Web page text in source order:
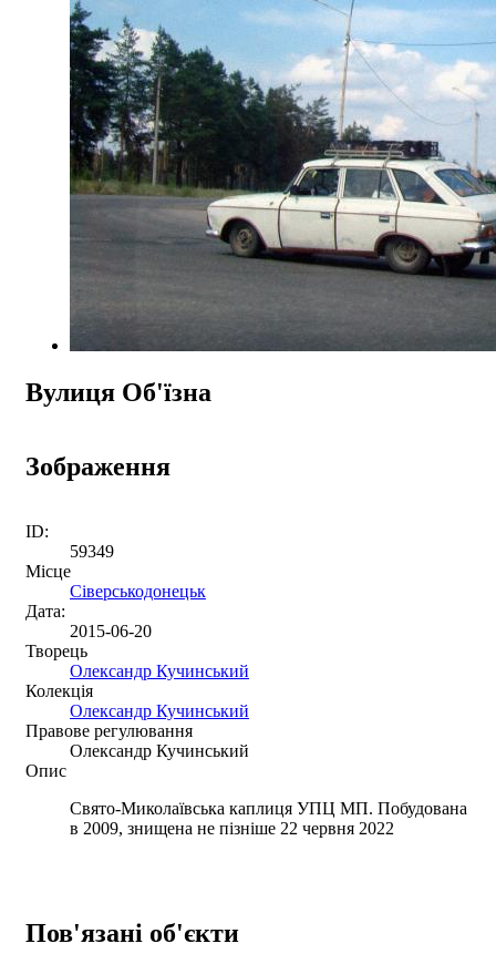
Вулиця Об'їзна
Зображення
ID:
59349
Місце
Сіверськодонецьк
Дата:
2015-06-20
Творець
Олександр Кучинський
Колекція
Олександр Кучинський
Правове регулювання
Олександр Кучинський
Опис
Свято-Миколаївська каплиця УПЦ МП. Побудована
в 2009, знищена не пізніше 22 червня 2022
Пов'язані об'єкти